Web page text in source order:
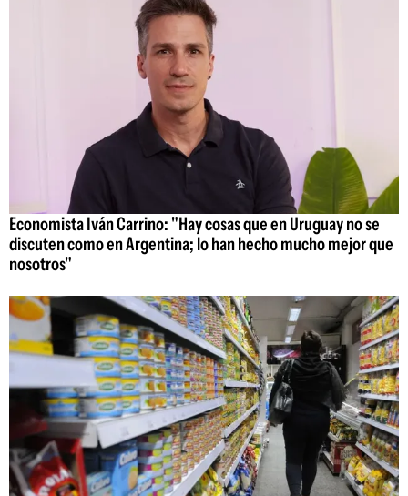
Economista Iván Carrino: "Hay cosas que en Uruguay no se
discuten como en Argentina; lo han hecho mucho mejor que
nosotros"